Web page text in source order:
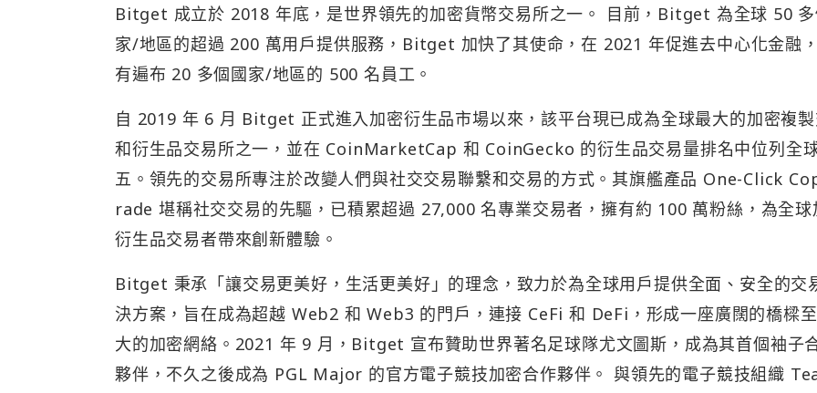
Bitget 成立於 2018 年底，是世界領先的加密貨幣交易所之一。 目前，Bitget 為全球 50
家/地區的超過 200 萬用戶提供服務，Bitget 加快了其使命，在 2021 年促進去中心化金融
有遍布 20 多個國家/地區的 500 名員工。
自 2019 年 6 月 Bitget 正式進入加密衍生品市場以來，該平台現已成為全球最大的加密複
和衍生品交易所之一，並在 CoinMarketCap 和 CoinGecko 的衍生品交易量排名中位列全
五。領先的交易所專注於改變人們與社交交易聯繫和交易的方式。其旗艦產品 One-Click
rade 堪稱社交交易的先驅，已積累超過 27,000 名專業交易者，擁有約 100 萬粉絲，為全球
衍生品交易者帶來創新體驗。
Bitget 秉承「讓交易更美好，生活更美好」的理念，致力於為全球用戶提供全面、安全的交
決方案，旨在成為超越 Web2 和 Web3 的門戶，連接 CeFi 和 DeFi，形成一座廣闊的橋樑
大的加密網絡。2021 年 9 月，Bitget 宣布贊助世界著名足球隊尤文圖斯，成為其首個袖子
夥伴，不久之後成為 PGL Major 的官方電子競技加密合作夥伴。 與領先的電子競技組織